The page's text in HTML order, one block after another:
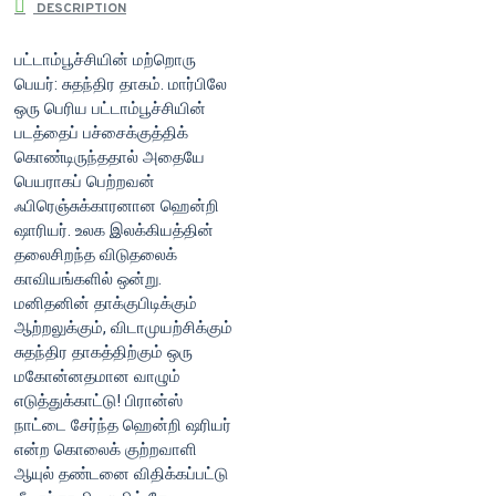
DESCRIPTION
பட்டாம்பூச்சியின் மற்றொரு
பெயர்: சுதந்திர தாகம். மார்பிலே
ஒரு பெரிய பட்டாம்பூச்சியின்
படத்தைப் பச்சைக்குத்திக்
கொண்டிருந்ததால் அதையே
பெயராகப் பெற்றவன்
ஃபிரெஞ்சுக்காரனான ஹென்றி
ஷாரியர். உலக இலக்கியத்தின்
தலைசிறந்த விடுதலைக்
காவியங்களில் ஒன்று.
மனிதனின் தாக்குபிடிக்கும்
ஆற்றலுக்கும், விடாமுயற்சிக்கும்
சுதந்திர தாகத்திற்கும் ஒரு
மகோன்னதமான வாழும்
எடுத்துக்காட்டு! பிரான்ஸ்
நாட்டை சேர்ந்த ஹென்றி ஷரியர்
என்ற கொலைக் குற்றவாளி
ஆயுல் தண்டனை விதிக்கப்பட்டு